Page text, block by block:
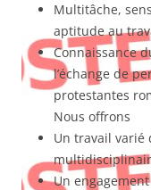
Multitâche,
aptitude au
Connaissance
l’échange de
protestantes
Nous offrons
Un travail varié
Un